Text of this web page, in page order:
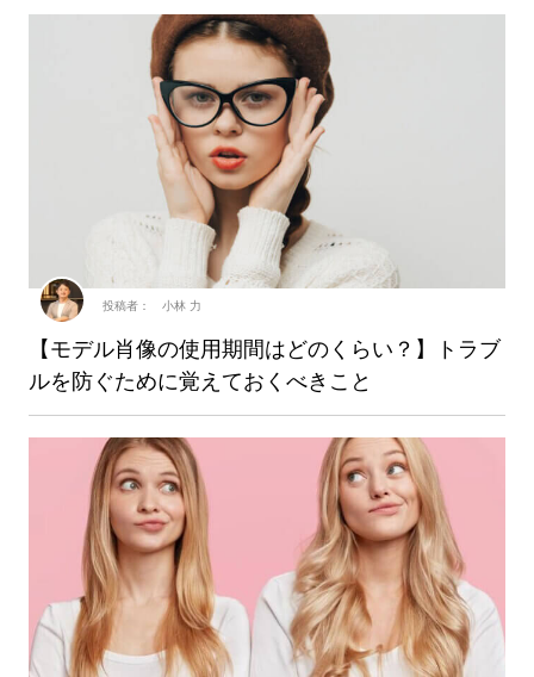
【モデル肖像の使用期間はどのくらい？】トラブ
ルを防ぐために覚えておくべきこと
投稿者： 小林 力